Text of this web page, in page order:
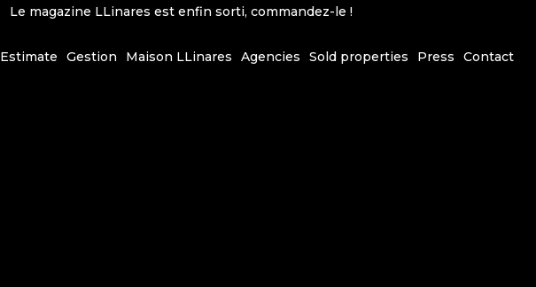
Le magazine LLinares est enfin sorti, commandez-le !
Estimate Gestion Maison LLinares Agencies Sold properties Press Contact